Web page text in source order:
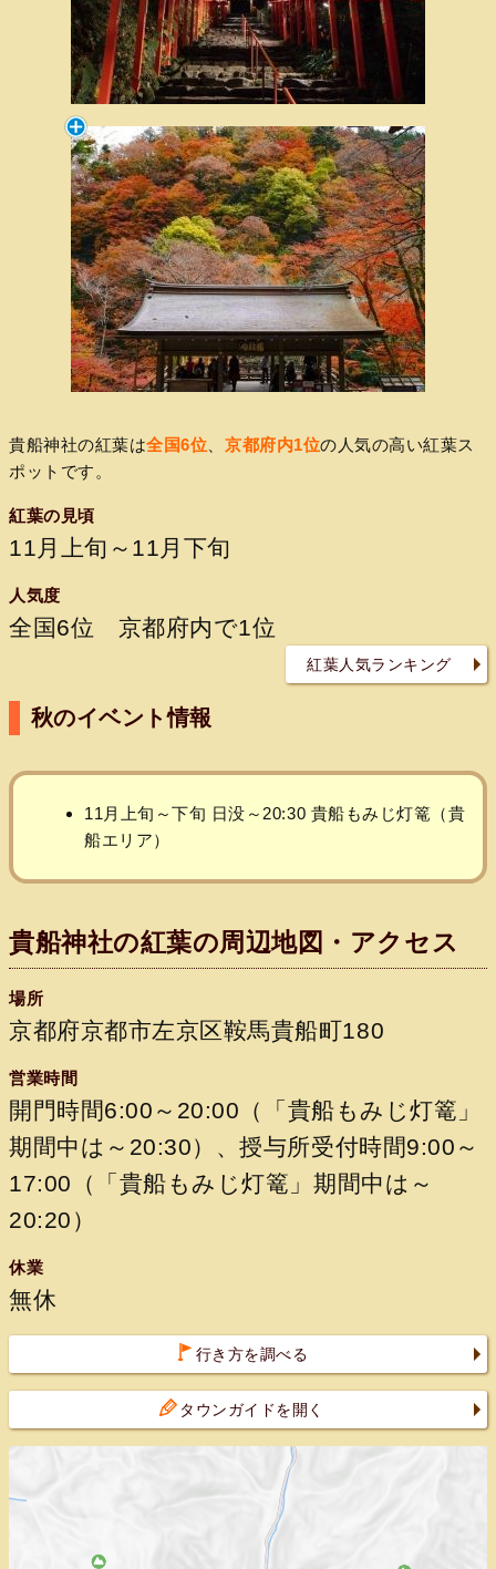
貴船神社の紅葉は全国6位 京都府内1位の人気の高い紅葉ス
ポットです。
紅葉の見頃
11月上旬～11月下旬
人気度
全国6位 京都府内で1位
紅葉人気ランキング
秋のイベント情報
11月上旬～下旬 日没～20:30 貴船もみじ灯篭（貴
船エリア）
貴船神社の紅葉の周辺地図・アクセス
場所
京都府京都市左京区鞍馬貴船町180
営業時間
開門時間6:00～20:00（「貴船もみじ灯篭」
期間中は～20:30）、授与所受付時間9:00～
17:00（「貴船もみじ灯篭」期間中は～
20:20）
休業
無休
行き方を調べる
タウンガイドを開く